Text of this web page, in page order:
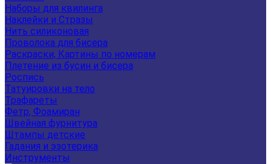
Наборы для квилинга
Наклейки и Стразы
Нить силиконовая
Проволока для бисера
Раскраски, Картины по номерам
Плетение из бусин и бисера
Роспись
Татуировки на тело
Трафареты
Фетр, Фоамиран
Швейная фурнитура
Штампы детские
Гадания и эзотерика
Инструменты